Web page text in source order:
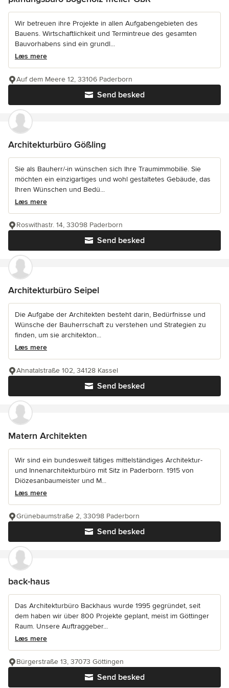
Wir betreuen ihre Projekte in allen Aufgabengebieten des
Bauens. Wirtschaftlichkeit und Termintreue des gesamten
Bauvorhabens sind ein grundl...
Læs mere
Send besked
Auf dem Meere 12, 33106 Paderborn
Architekturbüro Gößling
Sie als Bauherr/-in wünschen sich Ihre Traumimmobilie. Sie
möchten ein einzigartiges und wohl gestaltetes Gebäude, das
Ihren Wünschen und Bedü...
Læs mere
Send besked
Roswithastr. 14, 33098 Paderborn
Architekturbüro Seipel
Die Aufgabe der Architekten besteht darin, Bedürfnisse und
Wünsche der Bauherrschaft zu verstehen und Strategien zu
finden, um sie architekton...
Læs mere
Send besked
Ahnatalstraße 102, 34128 Kassel
Matern Architekten
Wir sind ein bundesweit tätiges mittelständiges Architektur-
und Innenarchitekturbüro mit Sitz in Paderborn. 1915 von
Diözesanbaumeister und M...
Læs mere
Send besked
Grünebaumstraße 2, 33098 Paderborn
back-haus
Das Architekturbüro Backhaus wurde 1995 gegründet, seit
dem haben wir über 800 Projekte geplant, meist im Göttinger
Raum. Unsere Auftraggeber...
Læs mere
Send besked
Bürgerstraße 13, 37073 Göttingen